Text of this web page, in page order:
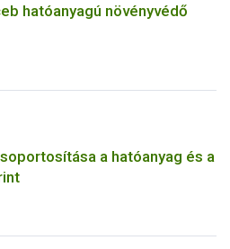
hatóanyagú növényvédő
a hatóanyag és a